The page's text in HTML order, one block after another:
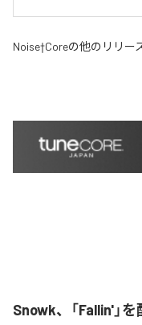
Noise†Coreの他のリリー
Snowk、「Fallin'」